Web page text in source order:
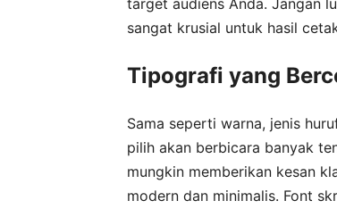
sangat krusial untuk hasil
Tipografi yang
Sama seperti warna, jenis
pilih akan berbicara banyak
mungkin memberikan kesan
modern dan minimalis. Font